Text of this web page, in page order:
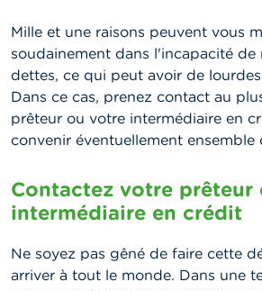
Mille et une raisons peuvent vous
soudainement dans l'incapacité de
dettes, ce qui peut avoir de
Dans ce cas, prenez contact au
prêteur ou votre intermédiaire en
convenir éventuellement ensemble
Contactez votre prêteur
intermédiaire en crédit
Ne soyez pas gêné de faire cette
arriver à tout le monde. Dans une